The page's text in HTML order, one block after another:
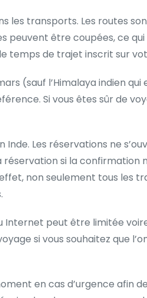
les transports. Les routes
peuvent être coupées, ce
temps de trajet inscrit sur
(sauf l’Himalaya indien
Si vous êtes sûr de
Les réservations ne
si la
non seulement tous les
Internet peut être limitée
si vous souhaitez que
en cas d’urgence afin